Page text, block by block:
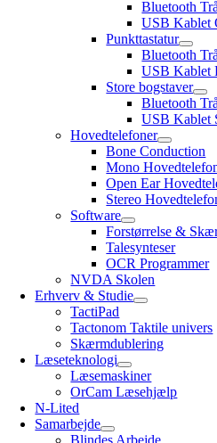
Bluetooth
USB Kablet
Punkttastatur
Bluetooth
USB Kablet
Store bogstaver
Bluetooth
USB Kablet
Hovedtelefoner
Bone Conduction
Mono
Open Ear
Stereo
Software
Forstørrelse &
Talesynteser
OCR Programmer
NVDA Skolen
Erhverv & Studie
TactiPad
Tactonom Taktile univers
Skærmdublering
Læseteknologi
Læsemaskiner
OrCam Læsehjælp
N-Lited
Samarbejde
Blindes Arbejde